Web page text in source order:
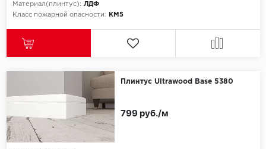
Pergo
Quality Flooring
Материал(плинтус): ЛДФ
Класс пожарной опасности:
КМ5
Плинтус Ultrawood Base 5380
799 руб./м